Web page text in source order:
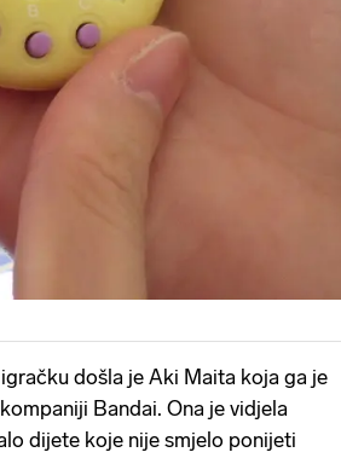
došla je Aki Maita koja ga je
Bandai. Ona je vidjela
dijete koje nije smjelo ponijeti